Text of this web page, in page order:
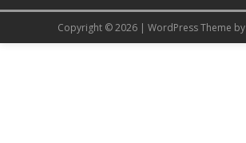
Copyright © 2026 | WordPress Theme by